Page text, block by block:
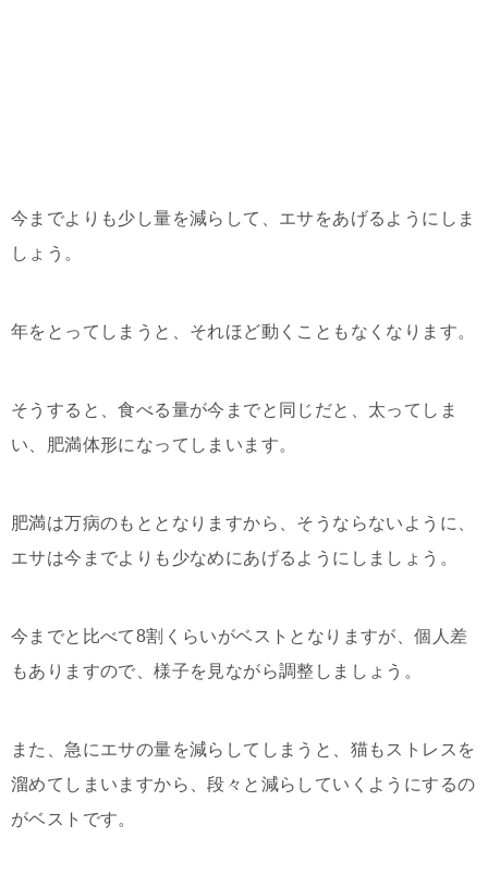
今までよりも少し量を減らして、エサをあげるようにしま
しょう。
年をとってしまうと、それほど動くこともなくなります。
そうすると、食べる量が今までと同じだと、太ってしま
い、肥満体形になってしまいます。
肥満は万病のもととなりますから、そうならないように、
エサは今までよりも少なめにあげるようにしましょう。
今までと比べて8割くらいがベストとなりますが、個人差
もありますので、様子を見ながら調整しましょう。
また、急にエサの量を減らしてしまうと、猫もストレスを
溜めてしまいますから、段々と減らしていくようにするの
がベストです。